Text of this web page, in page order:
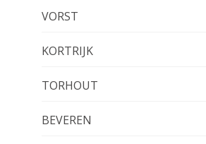
VORST
KORTRIJK
TORHOUT
BEVEREN